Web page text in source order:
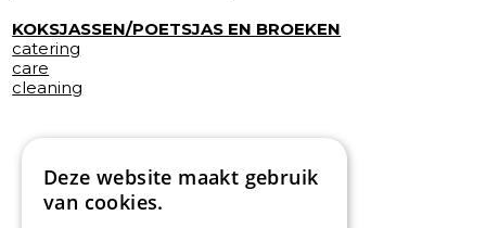
KOKSJASSEN/POETSJAS EN BROEKEN
catering
care
cleaning
Deze website maakt gebruik
van cookies.